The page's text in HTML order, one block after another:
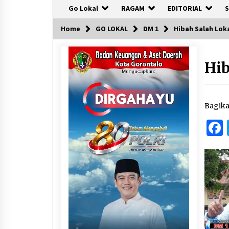
Go Lokal RAGAM EDITORIAL
Home GO LOKAL DM 1 Hibah Salah